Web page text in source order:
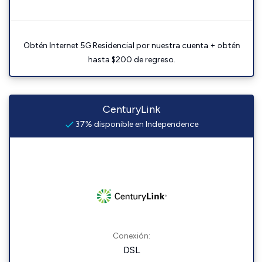
Obtén Internet 5G Residencial por nuestra cuenta + obtén
hasta $200 de regreso.
CenturyLink
37% disponible en Independence
Conexión:
DSL